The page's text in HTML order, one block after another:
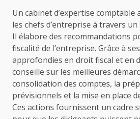
Un cabinet d’expertise comptable
les chefs d’entreprise à travers
Il élabore des recommandations
fiscalité de l’entreprise. Grâce à
approfondies en droit fiscal et en
conseille sur les meilleures
consolidation des comptes, la
prévisionnels et la mise en place
Ces actions fournissent un cadre